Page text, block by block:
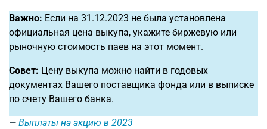
Важно: Если на 31.12.2023 не была установлена
официальная цена выкупа, укажите биржевую или
рыночную стоимость паев на этот момент.
Совет: Цену выкупа можно найти в годовых
документах Вашего поставщика фонда или в выписке
по счету Вашего банка.
Выплаты на акцию в 2023